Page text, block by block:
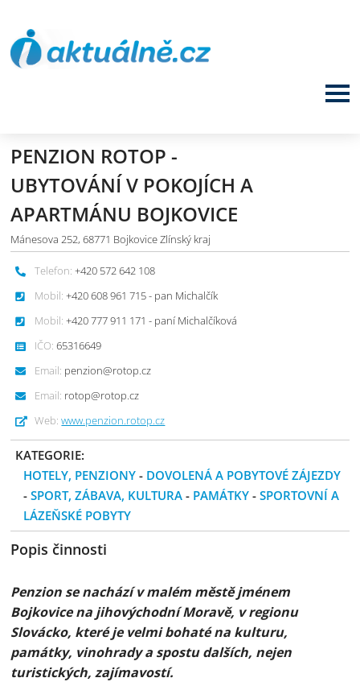
PENZION ROTOP -
UBYTOVÁNÍ V POKOJÍCH A
APARTMÁNU BOJKOVICE
Mánesova 252, 68771 Bojkovice Zlínský kraj
Telefon: +420 572 642 108
Mobil: +420 608 961 715 - pan Michalčík
Mobil: +420 777 911 171 - paní Michalčíková
IČO: 65316649
Email: penzion@rotop.cz
Email: rotop@rotop.cz
Web: www.penzion.rotop.cz
KATEGORIE:
HOTELY, PENZIONY- DOVOLENÁ A POBYTOVÉ ZÁJEZDY
-SPORT, ZÁBAVA, KULTURA - PAMÁTKY -SPORTOVNÍ A
LÁZEŇSKÉ POBYTY
Popis činnosti
Penzion se nachází v malém městě jménem
Bojkovice na jihovýchodní Moravě, v regionu
Slovácko, které je velmi bohaté na kulturu,
památky, vinohrady a spostu dalších, nejen
turistických, zajímavostí.